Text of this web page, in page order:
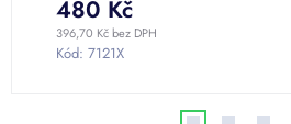
396,70 Kč bez DPH
480 Kč
Kód: 7121X